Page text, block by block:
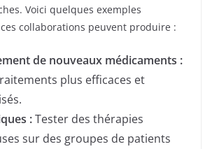
Voici quelques exemples
collaborations peuvent produire :
de nouveaux médicaments :
plus efficaces et
:Tester des thérapies
sur des groupes de patients